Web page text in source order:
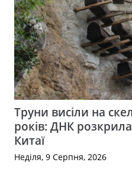
Труни висіли на
років: ДНК
Китаї
Неділя, 9 Серпня, 2026